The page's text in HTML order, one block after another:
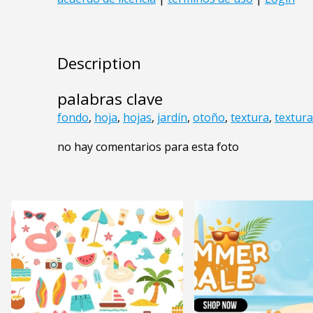
Description
palabras clave
fondo, hoja, hojas, jardín, otoño, textura,
no hay comentarios para esta foto